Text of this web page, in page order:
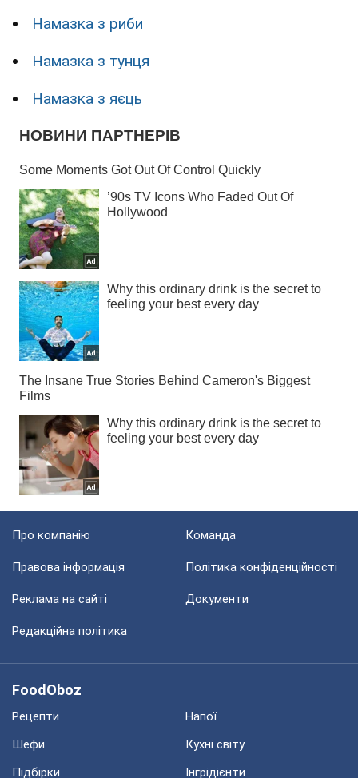
Намазка з риби
Намазка з тунця
Намазка з яєць
Про компанію Команда
Правова інформація Політика конфіденційності
Реклама на сайті Документи
Редакційна політика
FoodOboz
Рецепти
Напої
Шефи
Кухні світу
Підбірки
Інгрідієнти